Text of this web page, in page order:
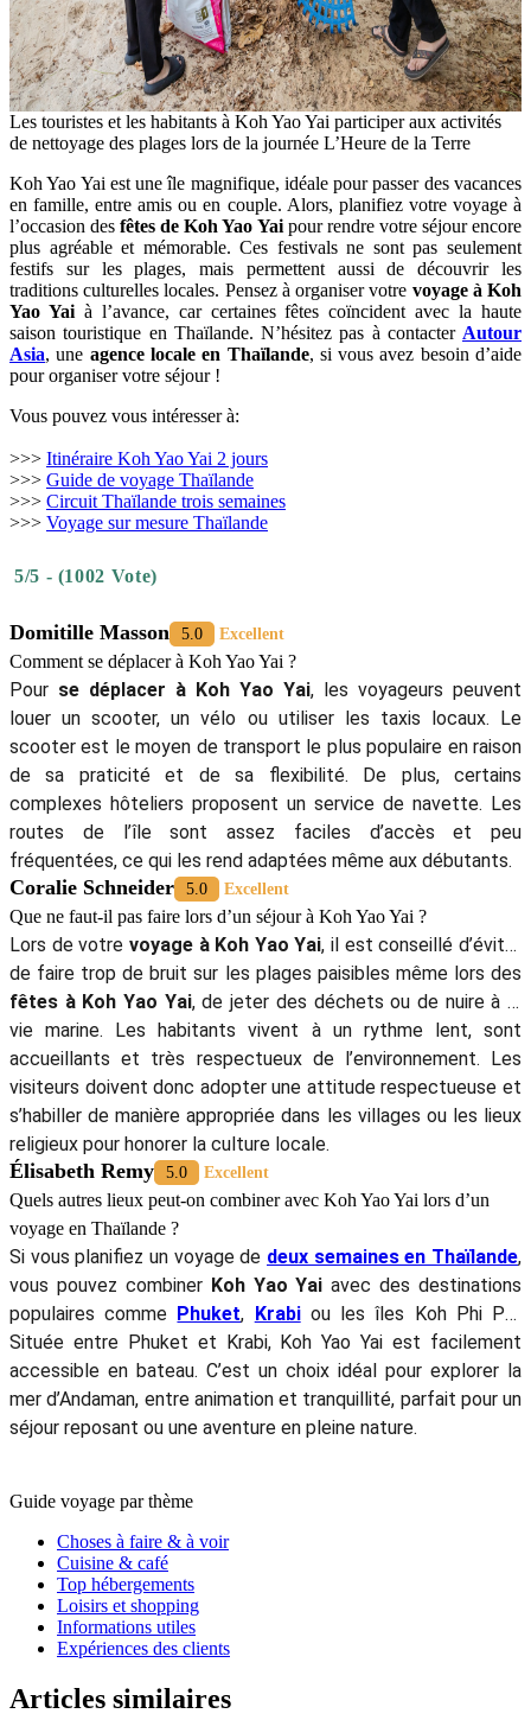
Les touristes et les habitants à Koh Yao Yai participer aux activités
de nettoyage des plages lors de la journée L’Heure de la Terre
Koh Yao Yai est une île magnifique, idéale pour passer des vacances
en famille, entre amis ou en couple. Alors, planifiez votre voyage à
l’occasion desfêtes de Koh Yao Yaipour rendre votre séjour encore
plus agréable et mémorable. Ces festivals ne sont pas seulement
festifs sur les plages, mais permettent aussi de découvrir les
traditions culturelles locales. Pensez à organiser votre voyage à Koh
Yao Yaià l’avance, car certaines fêtes coïncident avec la haute
saison touristique en Thaïlande. N’hésitez pas à contacter Autour
Asia, une agence locale en Thaïlande, si vous avez besoin d’aide
pour organiser votre séjour !
Vous pouvez vous intéresser à:
>>> Itinéraire Koh Yao Yai 2 jours
>>> Guide de voyage Thaïlande
>>> Circuit Thaïlande trois semaines
>>> Voyage sur mesure Thaïlande
5/5 - (1002 Vote)
Domitille Masson 5.0 Excellent
Comment se déplacer à Koh Yao Yai ?
Pour se déplacer à Koh Yao Yai, les voyageurs peuvent
louer un scooter, un vélo ou utiliser les taxis locaux. Le
scooter est le moyen de transport le plus populaire en raison
de sa praticité et de sa flexibilité. De plus, certains
complexes hôteliers proposent un service de navette. Les
routes de l’île sont assez faciles d’accès et peu
fréquentées, ce qui les rend adaptées même aux débutants.
Coralie Schneider 5.0 Excellent
Que ne faut-il pas faire lors d’un séjour à Koh Yao Yai ?
Lors de votre voyage à Koh Yao Yai, il est conseillé d’éviter
de faire trop de bruit sur les plages paisibles même lors des
fêtes à Koh Yao Yai, de jeter des déchets ou de nuire à la
vie marine. Les habitants vivent à un rythme lent, sont
accueillants et très respectueux de l’environnement. Les
visiteurs doivent donc adopter une attitude respectueuse et
s’habiller de manière appropriée dans les villages ou les lieux
religieux pour honorer la culture locale.
Élisabeth Remy 5.0 Excellent
Quels autres lieux peut-on combiner avec Koh Yao Yai lors d’un
voyage en Thaïlande ?
Si vous planifiez un voyage de deux semaines en Thaïlande,
vous pouvez combiner Koh Yao Yai avec des destinations
populaires comme Phuket, Krabiou les îles Koh Phi Phi.
Située entre Phuket et Krabi, Koh Yao Yai est facilement
accessible en bateau. C’est un choix idéal pour explorer la
mer d’Andaman, entre animation et tranquillité, parfait pour un
séjour reposant ou une aventure en pleine nature.
Guide voyage par thème
Choses à faire & à voir
Cuisine & café
Top hébergements
Loisirs et shopping
Informations utiles
Expériences des clients
Articles similaires